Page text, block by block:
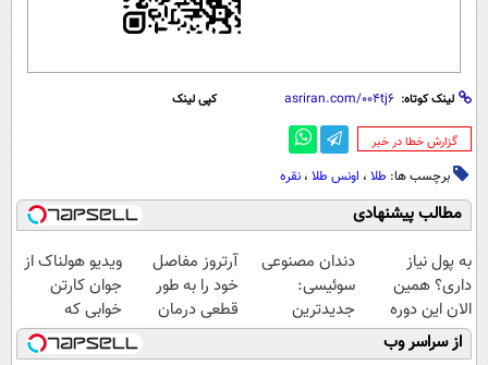
لینک کوتاه: کپی لینک
‌گزارش خطا در خبر
برچسب ها: طلا ، اونس طلا ، نقره
مطالب پیشنهادی
به پول نیاز
داری؟ همین
الان این دوره
رایگان رو شرکت
کن تا دیر نشده!
دندان مصنوعی
سوئیسی:
جدیدترین
فناوری اروپا،
سبک و مقاوم |
آرتروز مفاصل
خود را به طور
قطعی درمان
کنید!
◗پرسش‌نامه◖
ویدیو هولناک از
جوان کارتن
خوابی که
میلیاردر شد.
آموزش رایگان
از سراسر وب